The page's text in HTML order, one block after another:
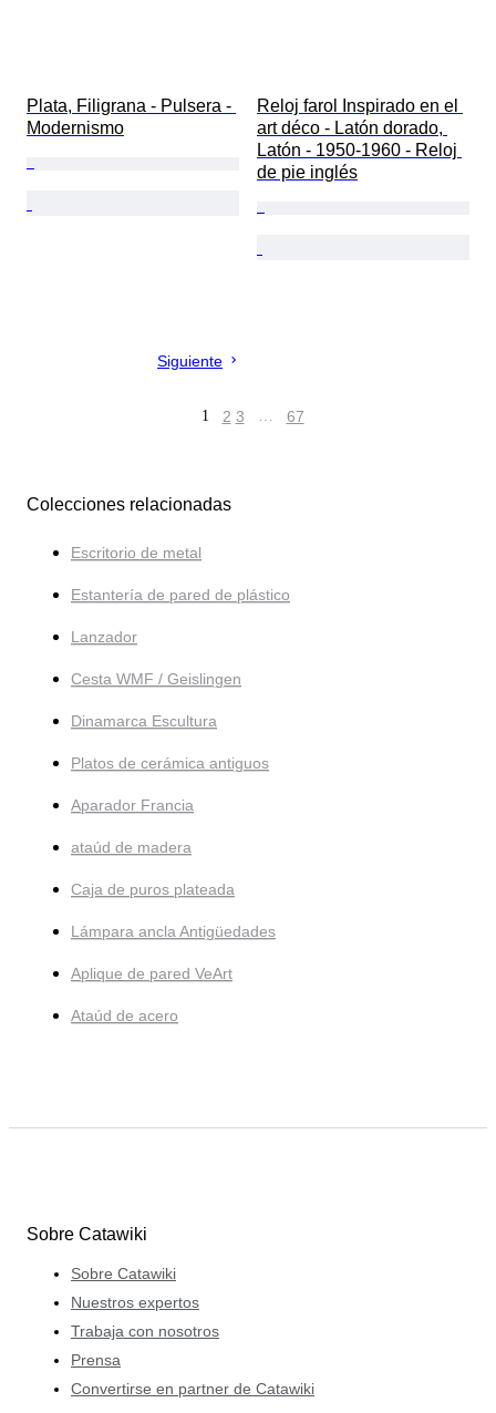
Plata, Filigrana - Pulsera -
Modernismo
Reloj farol Inspirado en el
art déco - Latón dorado,
Latón - 1950-1960 - Reloj
de pie inglés
Siguiente
1 2 3 … 67
Colecciones relacionadas
Escritorio de metal
Estantería de pared de plástico
Lanzador
Cesta WMF / Geislingen
Dinamarca Escultura
Platos de cerámica antiguos
Aparador Francia
ataúd de madera
Caja de puros plateada
Lámpara ancla Antigüedades
Aplique de pared VeArt
Ataúd de acero
Sobre Catawiki
Sobre Catawiki
Nuestros expertos
Trabaja con nosotros
Prensa
Convertirse en partner de Catawiki